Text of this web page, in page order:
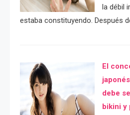
la débil
estaba constituyendo. Después
El
debe
bikini y